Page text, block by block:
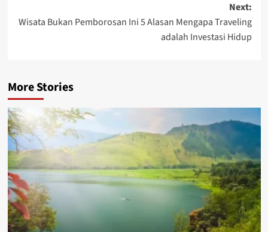
Next:
Wisata Bukan Pemborosan Ini 5 Alasan Mengapa Traveling
adalah Investasi Hidup
More Stories